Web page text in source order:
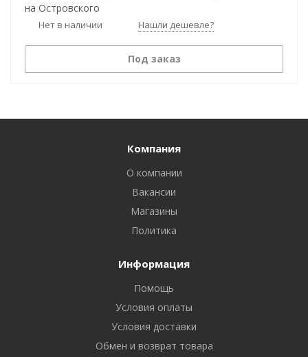
на Островского
Нет в наличии Нашли дешевле?
Под заказ
Компания
О компании
Вакансии
Магазины
Политика
Информация
Помощь
Условия оплаты
Условия доставки
Обмен и возврат товара